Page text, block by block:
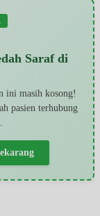
Saraf di
ini masih kosong!
pasien terhubung